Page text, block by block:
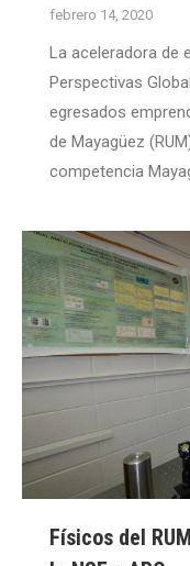
febrero 14, 2020
La aceleradora de
Perspectivas
egresados
de Mayagüez
competencia
Físicos del